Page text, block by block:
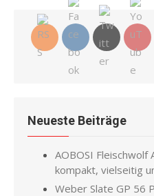
Neueste Beiträge
AOBOSI Fleischwolf
kompakt, vielseitig
Weber Slate GP 56